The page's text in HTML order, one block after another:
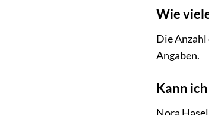
Wie
Die
Angaben.
Kann